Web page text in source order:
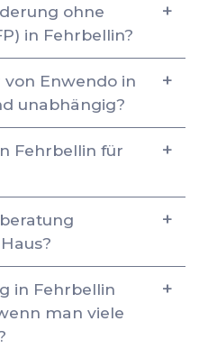
ohne
in Fehrbellin?
Enwendo in
unabhängig?
Fehrbellin für
in Fehrbellin
man viele